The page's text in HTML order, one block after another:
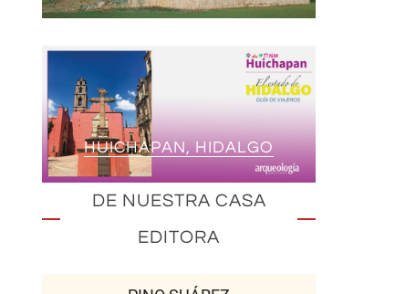
HUICHAPAN, HIDALGO
DE NUESTRA CASA
EDITORA